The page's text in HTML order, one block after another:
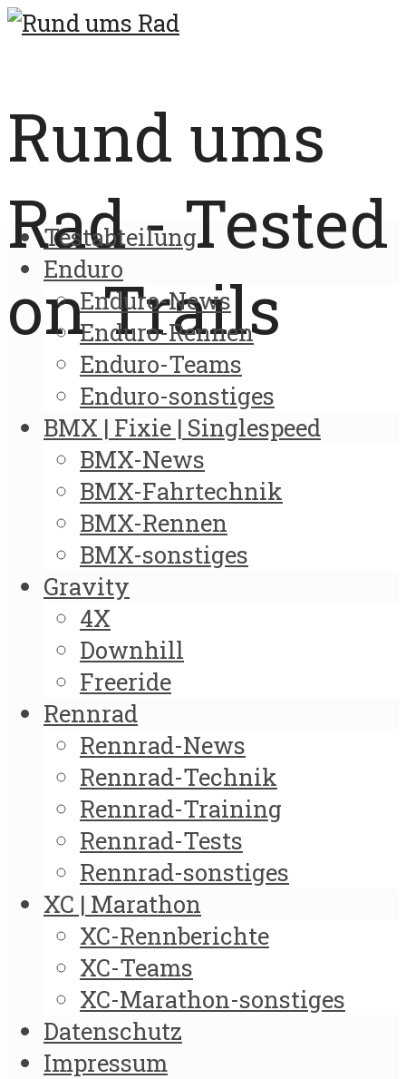
Rund ums
Rad - Tested
on Trails
Testabteilung
Enduro
Enduro-News
Enduro-Rennen
Enduro-Teams
Enduro-sonstiges
BMX | Fixie | Singlespeed
BMX-News
BMX-Fahrtechnik
BMX-Rennen
BMX-sonstiges
Gravity
4X
Downhill
Freeride
Rennrad
Rennrad-News
Rennrad-Technik
Rennrad-Training
Rennrad-Tests
Rennrad-sonstiges
XC | Marathon
XC-Rennberichte
XC-Teams
XC-Marathon-sonstiges
Datenschutz
Impressum